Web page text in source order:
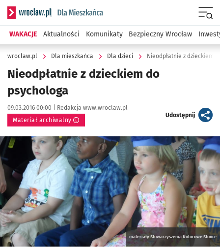
Serwis informacyjny wroclaw.pl podserwis: Dla mieszkańca
WAKACJE Aktualności Komunikaty Bezpieczny Wrocław
wroclaw.pl Dla mieszkańca Dla dzieci Nieodpłatnie z dzieckiem
Nieodpłatnie z dzieckiem do
psychologa
Data publikacji:
09.03.2016 00:00 | Autor:
Redakcja www.wroclaw.pl
Materiał archiwalny
Udostępnijartykuł
Kliknij, aby powiększyć
materiały Stowarzyszenia Kolorowe Słońce